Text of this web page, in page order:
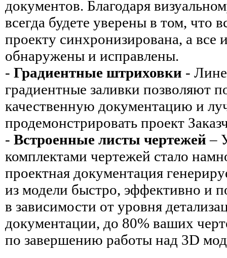
документов. Благодаря
всегда будете уверены в том, что
проекту синхронизирована, а все
обнаружены и исправлены.
- Градиентные штриховки -
градиентные заливки позволяют
качественную документацию и
продемонстрировать проект
- Встроенные листы чертежей –
комплектами чертежей стало
проектная документация
из модели быстро, эффективно и
в зависимости от уровня
документации, до 80% ваших
по завершению работы над 3D